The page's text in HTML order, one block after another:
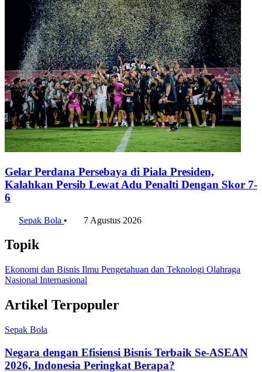
Gelar Perdana Persebaya di Piala Presiden,
Kalahkan Persib Lewat Adu Penalti Dengan Skor 7-
6
Sepak Bola • 7 Agustus 2026
Topik
Ekonomi dan Bisnis Ilmu Pengetahuan dan Teknologi Olahraga
Nasional Internasional
Artikel Terpopuler
Sepak Bola
Negara dengan Efisiensi Bisnis Terbaik Se-ASEAN
2026, Indonesia Peringkat Berapa?